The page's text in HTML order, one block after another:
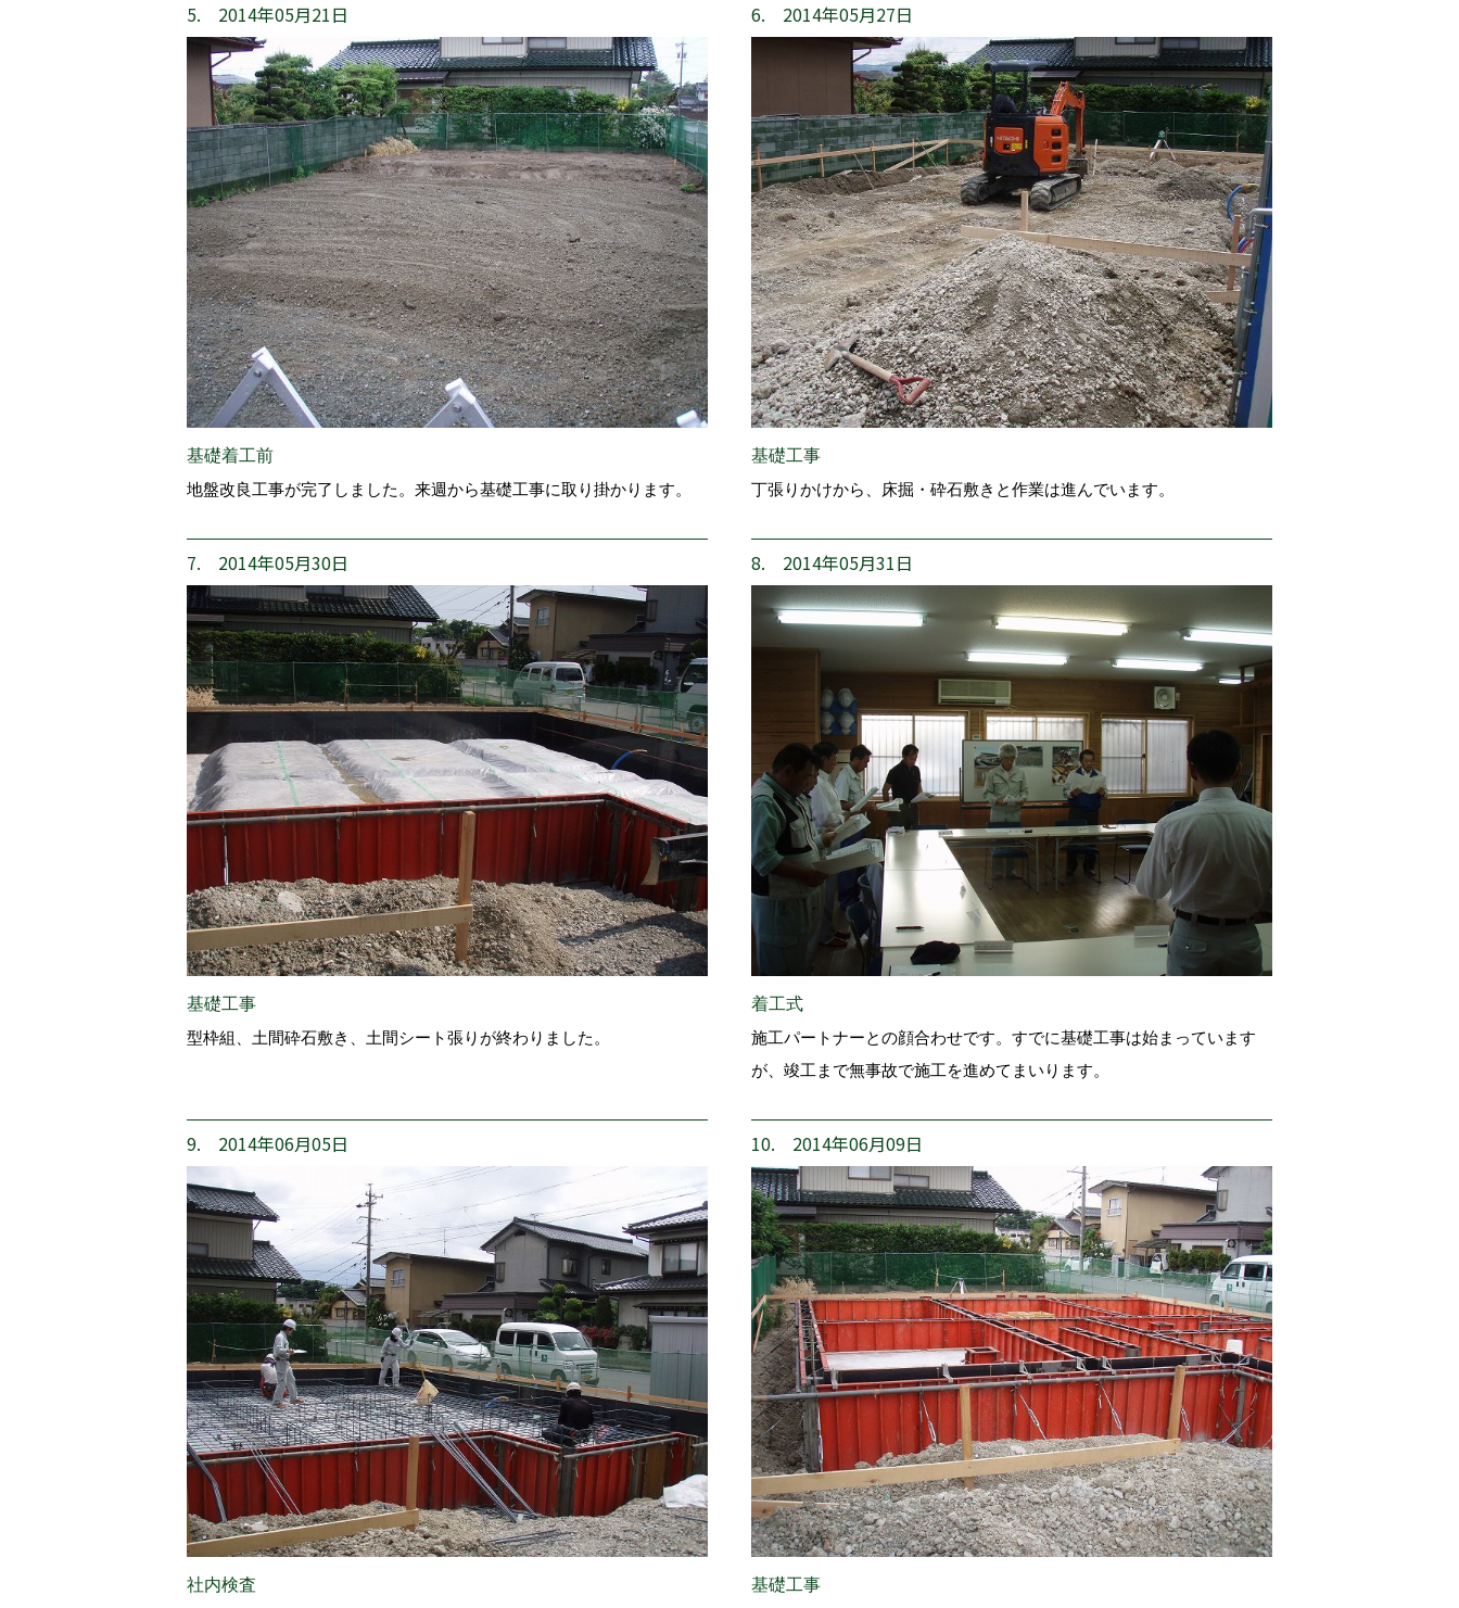
5. 2014年05月21日
基礎着工前
地盤改良工事が完了しました。来週から基礎工事に取り掛かります。
6. 2014年05月27日
基礎工事
丁張りかけから、床掘・砕石敷きと作業は進んでいます。
7. 2014年05月30日
基礎工事
型枠組、土間砕石敷き、土間シート張りが終わりました。
8. 2014年05月31日
着工式
施工パートナーとの顔合わせです。すでに基礎工事は始まっています
が、竣工まで無事故で施工を進めてまいります。
9. 2014年06月05日
社内検査
10. 2014年06月09日
基礎工事